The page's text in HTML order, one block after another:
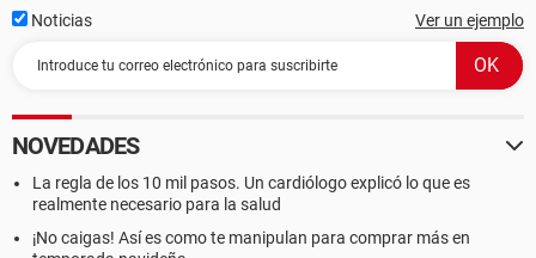
Noticias Ver un ejemplo
NOVEDADES
La regla de los 10 mil pasos. Un cardiólogo explicó lo que es
realmente necesario para la salud
¡No caigas! Así es como te manipulan para comprar más en